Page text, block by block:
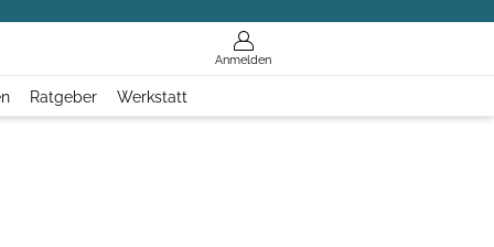
Anmelden
Ratgeber Werkstatt